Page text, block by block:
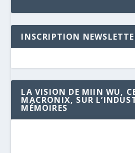
INSCRIPTION
LA VISION DE MIIN WU,
MACRONIX, SUR
MÉMOIRES